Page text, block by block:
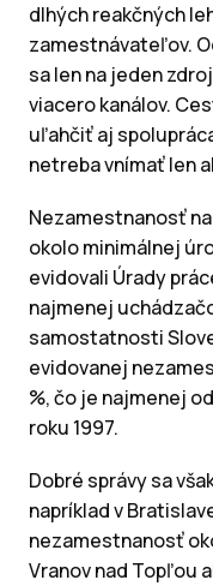
dlhých reakčných
zamestnávateľov.
sa len na jeden
viacero kanálov.
uľahčiť aj
netreba vnímať len
Nezamestnanosť
okolo minimálnej
evidovali Úrady
najmenej
samostatnosti
evidovanej
%, čo je najmenej
roku 1997.
Dobré správy sa
napríklad v
nezamestnanosť
Vranov nad Topľou